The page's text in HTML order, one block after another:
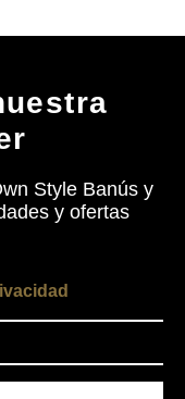
Style Banús y
y ofertas